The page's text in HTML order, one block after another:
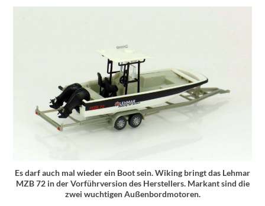
Es darf auch mal wieder ein Boot sein. Wiking bringt das Lehmar
MZB 72 in der Vorführversion des Herstellers. Markant sind die
zwei wuchtigen Außenbordmotoren.